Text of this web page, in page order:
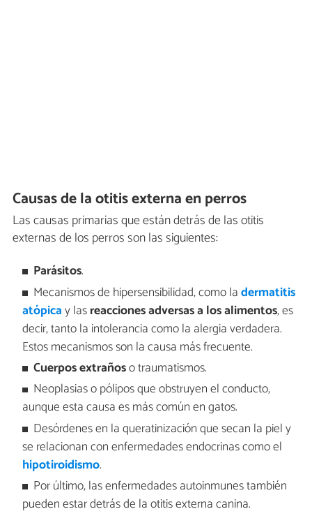
Causas de la otitis externa en perros
Las causas primarias que están detrás de las otitis
externas de los perros son las siguientes:
Parásitos.
Mecanismos de hipersensibilidad, como ladermatitis
atópicay lasreacciones adversas a los alimentos, es
decir, tanto la intolerancia como la alergia verdadera.
Estos mecanismos son la causa más frecuente.
Cuerpos extrañoso traumatismos.
Neoplasias o pólipos que obstruyen el conducto,
aunque esta causa es más común en gatos.
Desórdenes en la queratinización que secan la piel y
se relacionan con enfermedades endocrinas como el
hipotiroidismo.
Por último, las enfermedades autoinmunes también
pueden estar detrás de la otitis externa canina.